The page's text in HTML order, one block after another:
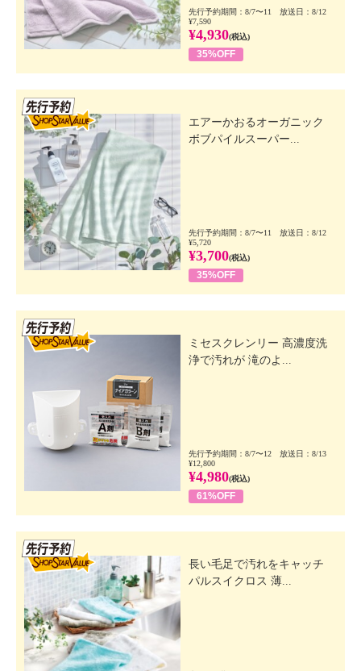
先行予約期間：8/7〜11 放送日：8/12
¥7,590
¥4,930(税込)
35%OFF
エアーかおるオーガニック
ボブパイルスーパー...
先行予約期間：8/7〜11 放送日：8/12
¥5,720
¥3,700(税込)
35%OFF
ミセスクレンリー 高濃度洗
浄で汚れが 滝のよ...
先行予約期間：8/7〜12 放送日：8/13
¥12,800
¥4,980(税込)
61%OFF
長い毛足で汚れをキャッチ
パルスイクロス 薄...